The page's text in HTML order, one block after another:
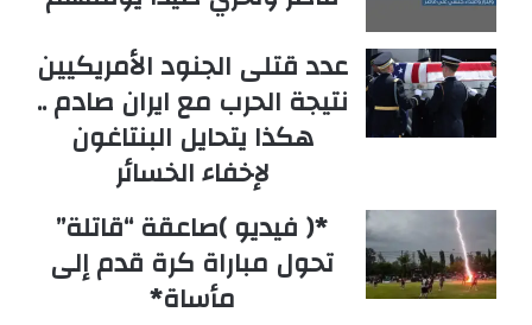
عدد قتلى الجنود الأمريكيين
نتيجة الحرب مع ايران صادم ..
هكذا يتحايل البنتاغون
لإخفاء الخسائر
*( فيديو )صاعقة “قاتلة”
تحول مباراة كرة قدم إلى
مأساة*